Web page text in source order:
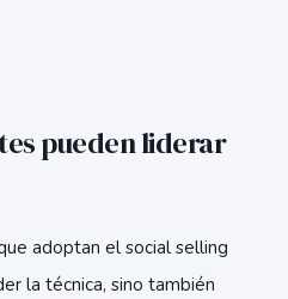
pueden liderar
adoptan el social selling
la técnica, sino también